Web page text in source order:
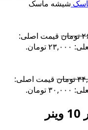
شیشه ماسک
تومان قیمت اصلی:
تومان.
تومان قیمت اصلی:
تومان.